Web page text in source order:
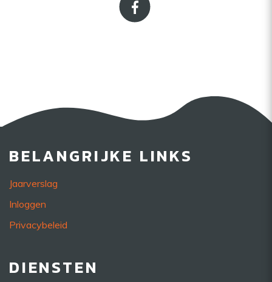
BELANGRIJKE LINKS
Jaarverslag
Inloggen
Privacybeleid
DIENSTEN